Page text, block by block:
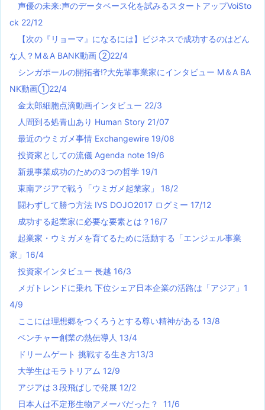
声優の未来:声のデータベース化を試みるスタートアップVoiSto
ck 22/12
【次の『リョーマ』になるには】ビジネスで成功するのはどん
な人？M＆A BANK動画 ②22/4
シンガポールの開拓者!?大先輩事業家にインタビュー M＆A BA
NK動画①22/4
金太郎細胞点滴動画インタビュー 22/3
人間到る処青山あり Human Story 21/07
最近のウミガメ事情 Exchangewire 19/08
投資家としての流儀 Agenda note 19/6
新規事業成功のための3つの哲学 19/1
東南アジアで戦う「ウミガメ起業家」 18/2
闘わずして勝つ方法 IVS DOJO2017 ログミー 17/12
成功する起業家に必要な要素とは？16/7
起業家・ウミガメを育てるために活動する「エンジェル事業
家」16/4
投資家インタビュー 長越 16/3
メガトレンドに乗れ 下位シェア日本企業の活路は「アジア」1
4/9
ここには理想郷をつくろうとする尊い精神がある 13/8
ベンチャー創業の熱伝導人 13/4
ドリームゲート 挑戦する生き方13/3
大学生はモラトリアム 12/9
アジアは３段飛ばしで発展 12/2
日本人は不定形生物アメーバだった？ 11/6